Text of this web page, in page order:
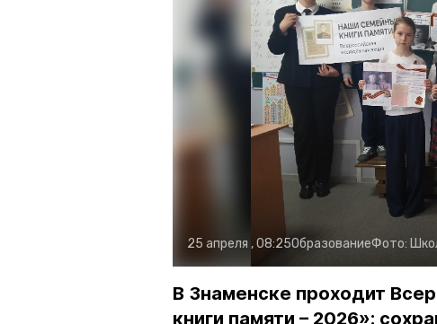
25 апреля , 08:25ОбразованиеФото:
В Знаменске проходит
книги памяти – 2026»: